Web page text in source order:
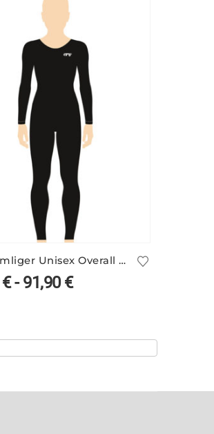
Langärmliger Unisex Overall – viele Farben
€-91,90€